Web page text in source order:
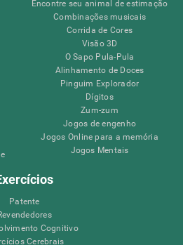
Encontre seu animal de estimação
Combinações musicais
Corrida de Cores
Visão 3D
O Sapo Pula-Pula
Alinhamento de Doces
Pinguim Explorador
Dígitos
Zum-zum
Jogos de engenho
Jogos Online para a memória
Jogos Mentais
Patente
Cognitivo
Cerebrais